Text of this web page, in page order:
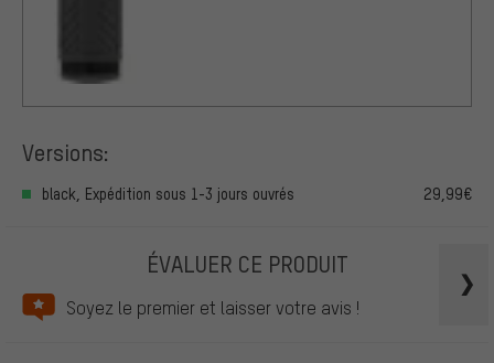
Versions:
black, Expédition sous 1-3 jours ouvrés 29,99€
ÉVALUER CE PRODUIT
Soyez le premier et laisser votre avis !